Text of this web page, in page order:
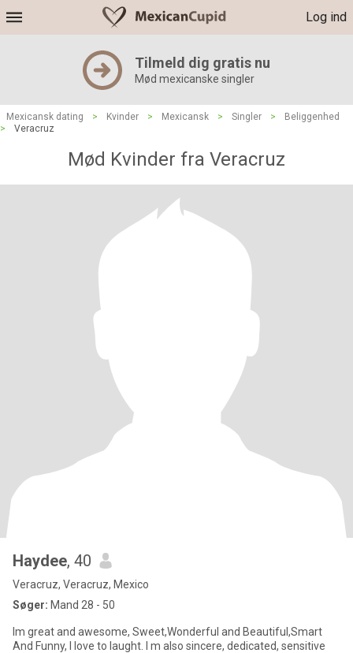
Log ind
Tilmeld dig gratis nu
Mød mexicanske singler
Mexicansk dating > Kvinder > Mexicansk > Singler >
Beliggenhed
>
Veracruz
Mød Kvinder fra Veracruz
Haydee, 40
Veracruz, Veracruz, Mexico
Søger: Mand 28 - 50
Im great and awesome, Sweet,Wonderful and Beautiful,Smart
And Funny, I love to laught. I m also sincere, dedicated, sensitive